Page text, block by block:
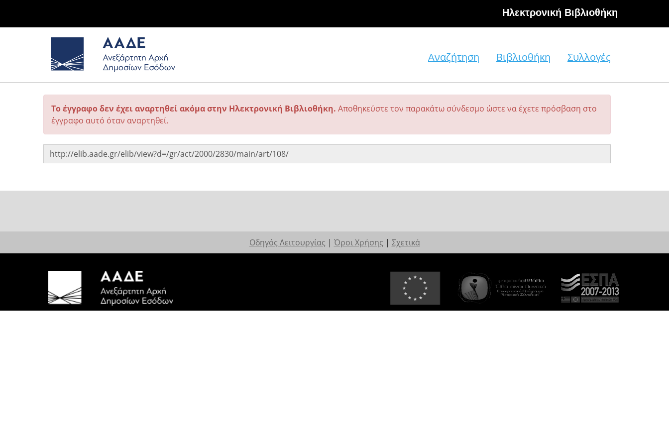
Hλεκτρονική Βιβλιοθήκη
Αναζήτηση Βιβλιοθήκη Συλλογές
Το έγγραφο δεν έχει αναρτηθεί ακόμα στην Ηλεκτρονική Βιβλιοθήκη. Αποθηκεύστε τον παρακάτω σύνδεσμο ώστε να έχετε πρόσβαση στο
έγγραφο αυτό όταν αναρτηθεί.
Οδηγός Λειτουργίας | Όροι Χρήσης | Σχετικά